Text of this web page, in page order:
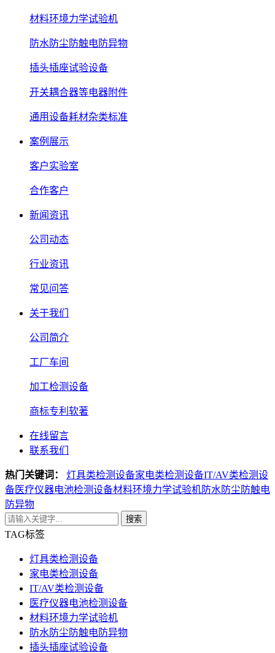
材料环境力学试验机
防水防尘防触电防异物
插头插座试验设备
开关耦合器等电器附件
通用设备耗材杂类标准
案例展示
客户实验室
合作客户
新闻资讯
公司动态
行业资讯
常见问答
关于我们
公司简介
工厂车间
加工检测设备
商标专利软著
在线留言
联系我们
热门关键词： 灯具类检测设备家电类检测设备IT/AV类检测设
备医疗仪器电池检测设备材料环境力学试验机防水防尘防触电
防异物
搜索
TAG标签
灯具类检测设备
家电类检测设备
IT/AV类检测设备
医疗仪器电池检测设备
材料环境力学试验机
防水防尘防触电防异物
插头插座试验设备